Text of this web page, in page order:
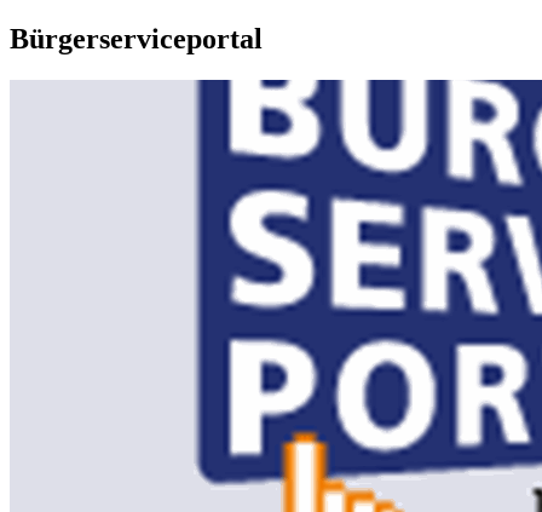
Bürgerserviceportal